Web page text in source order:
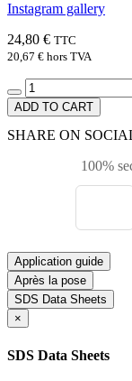
Instagram gallery
24,80 € TTC
20,67 € hors TVA
ADD TO CART
SHARE ON
100%
Application guide
Après la pose
SDS Data Sheets
×
SDS Data Sheets